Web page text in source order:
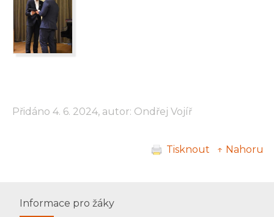
Přidáno 4. 6. 2024, autor: Ondřej Vojíř
Tisknout ↑ Nahoru
Informace pro žáky